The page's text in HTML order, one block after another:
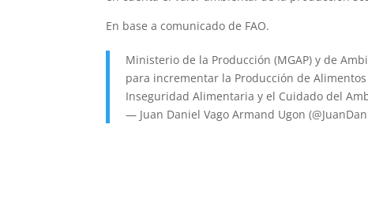
En base a comunicado de FAO.
Ministerio de la Producción (MGAP) y de
para incrementar la Producción de
Inseguridad Alimentaria y el Cuidado del
— Juan Daniel Vago Armand Ugon